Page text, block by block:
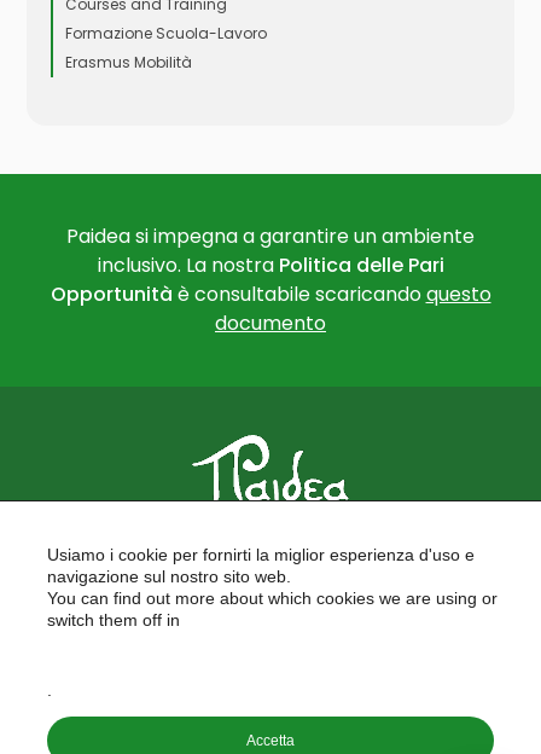
Courses and Training
Formazione Scuola-Lavoro
Erasmus Mobilità
Paidea si impegna a garantire un ambiente
inclusivo. La nostra Politica delle Pari
Opportunità è consultabile scaricandoquesto
documento
FORMAZIONE PER LE SCUOLE
FORMAZIONE PROFESSIONALE
PROGETTI EUROPEI
Copyright © 2026
Usiamo i cookie per fornirti la miglior esperienza d'uso e
navigazione sul nostro sito web.
You can find out more about which cookies we are using or
switch them off in
Accetta